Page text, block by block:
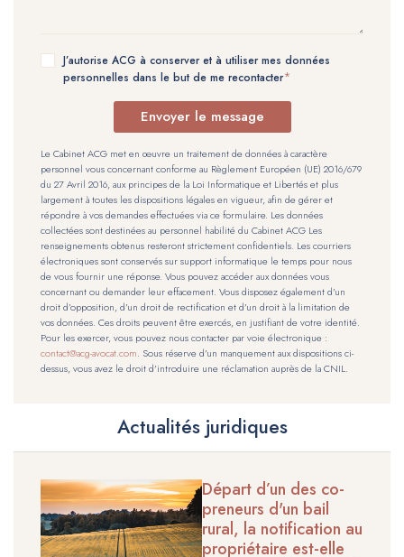
J’autorise ACG à conserver et à utiliser mes données
personnelles dans le but de me recontacter
Envoyer le message
Le Cabinet ACG met en œuvre un traitement de données à caractère
personnel vous concernant conforme au Règlement Européen (UE) 2016/679
du 27 Avril 2016, aux principes de la Loi Informatique et Libertés et plus
largement à toutes les dispositions légales en vigueur, afin de gérer et
répondre à vos demandes effectuées via ce formulaire. Les données
collectées sont destinées au personnel habilité du Cabinet ACG Les
renseignements obtenus resteront strictement confidentiels. Les courriers
électroniques sont conservés sur support informatique le temps pour nous
de vous fournir une réponse. Vous pouvez accéder aux données vous
concernant ou demander leur effacement. Vous disposez également d’un
droit d’opposition, d’un droit de rectification et d’un droit à la limitation de
vos données. Ces droits peuvent être exercés, en justifiant de votre identité.
Pour les exercer, vous pouvez nous contacter par voie électronique :
contact@acg-avocat.com. Sous réserve d’un manquement aux dispositions ci-
dessus, vous avez le droit d’introduire une réclamation auprès de la CNIL.
Actualités juridiques
Départ d’un des co-
preneurs d'un bail
rural, la notification au
propriétaire est-elle